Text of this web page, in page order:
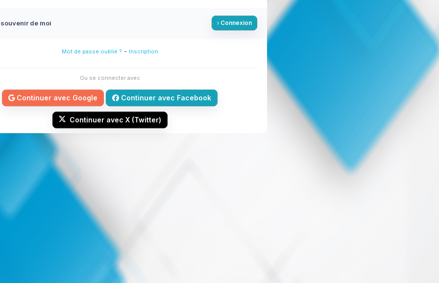
de moi Connexion
Mot de passe oublié ? - Inscription
Ou se connecter avec
Continuer avec Google Continuer avec Facebook
Continuer avec X (Twitter)